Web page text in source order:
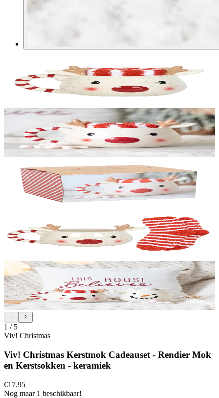
1 / 5
Viv! Christmas
Viv! Christmas Kerstmok Cadeauset - Rendier Mok
en Kerstsokken - keramiek
€17.95
Nog maar 1 beschikbaar!